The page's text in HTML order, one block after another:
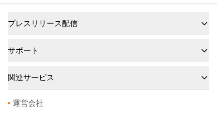
プレスリリース配信
サポート
関連サービス
• 運営会社